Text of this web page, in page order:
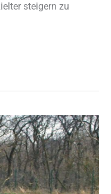
steigern zu